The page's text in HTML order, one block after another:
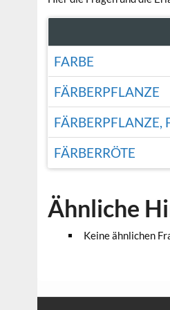
FARBE
FÄRBERPFLANZE
FÄRBERPFLANZE,
FÄRBERRÖTE
Ähnliche
Keine ähnlichen